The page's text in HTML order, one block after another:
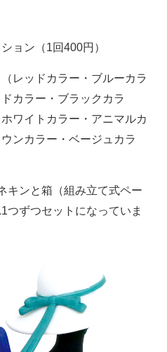
ョン（1回400円）
レッドカラー・ブルーカラ
カラー・ブラックカラ
ワイトカラー・アニマルカ
ンカラー・ベージュカラ
ンと箱（組み立て式ペー
つずつセットになっていま